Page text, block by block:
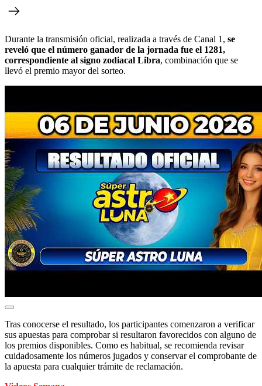
Durante la transmisión oficial, realizada a través de Canal 1, se
reveló que el número ganador de la jornada fue el 1281,
correspondiente al signo zodiacal Libra, combinación que se
llevó el premio mayor del sorteo.
Tras conocerse el resultado, los participantes comenzaron a verificar
sus apuestas para comprobar si resultaron favorecidos con alguno de
los premios disponibles. Como es habitual, se recomienda revisar
cuidadosamente los números jugados y conservar el comprobante de
la apuesta para cualquier trámite de reclamación.